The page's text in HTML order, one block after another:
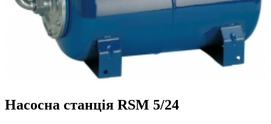
Насосна станція RSM 5/24